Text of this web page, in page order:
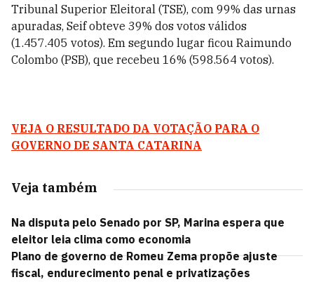
Tribunal Superior Eleitoral (TSE), com 99% das urnas
apuradas, Seif obteve 39% dos votos válidos
(1.457.405 votos). Em segundo lugar ficou Raimundo
Colombo (PSB), que recebeu 16% (598.564 votos).
VEJA O RESULTADO DA VOTAÇÃO PARA O
GOVERNO DE SANTA CATARINA
Veja também
Na disputa pelo Senado por SP, Marina espera que
eleitor leia clima como economia
Plano de governo de Romeu Zema propõe ajuste
fiscal, endurecimento penal e privatizações